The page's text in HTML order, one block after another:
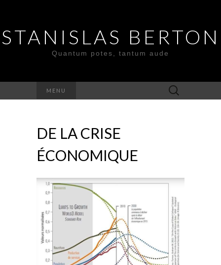
STANISLAS BERTON
Quantum potes, tantum aude
MENU
Search
for:
DE LA CRISE
ÉCONOMIQUE